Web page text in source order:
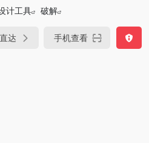
计工具 破解
达 手机查看